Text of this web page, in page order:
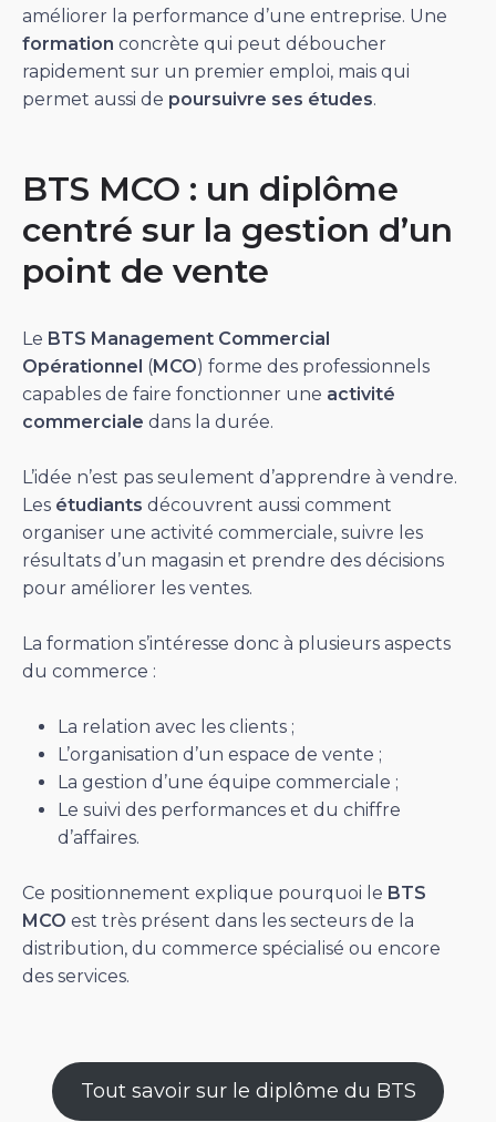
améliorer la performance d’une entreprise. Une
formation concrète qui peut déboucher
rapidement sur un premier emploi, mais qui
permet aussi de poursuivre ses études.
BTS MCO : un diplôme
centré sur la gestion d’un
point de vente
Le BTS Management Commercial
Opérationnel (MCO) forme des professionnels
capables de faire fonctionner une activité
commerciale dans la durée.
L’idée n’est pas seulement d’apprendre à vendre.
Les étudiants découvrent aussi comment
organiser une activité commerciale, suivre les
résultats d’un magasin et prendre des décisions
pour améliorer les ventes.
La formation s’intéresse donc à plusieurs aspects
du commerce :
La relation avec les clients ;
L’organisation d’un espace de vente ;
La gestion d’une équipe commerciale ;
Le suivi des performances et du chiffre
d’affaires.
Ce positionnement explique pourquoi le BTS
MCO est très présent dans les secteurs de la
distribution, du commerce spécialisé ou encore
des services.
Tout savoir sur le diplôme du BTS